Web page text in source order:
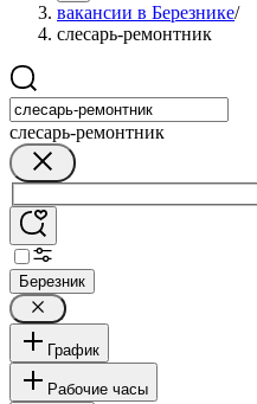
вакансии в Березнике/
слесарь-ремонтник
слесарь-ремонтник
Березник
График
Рабочие часы